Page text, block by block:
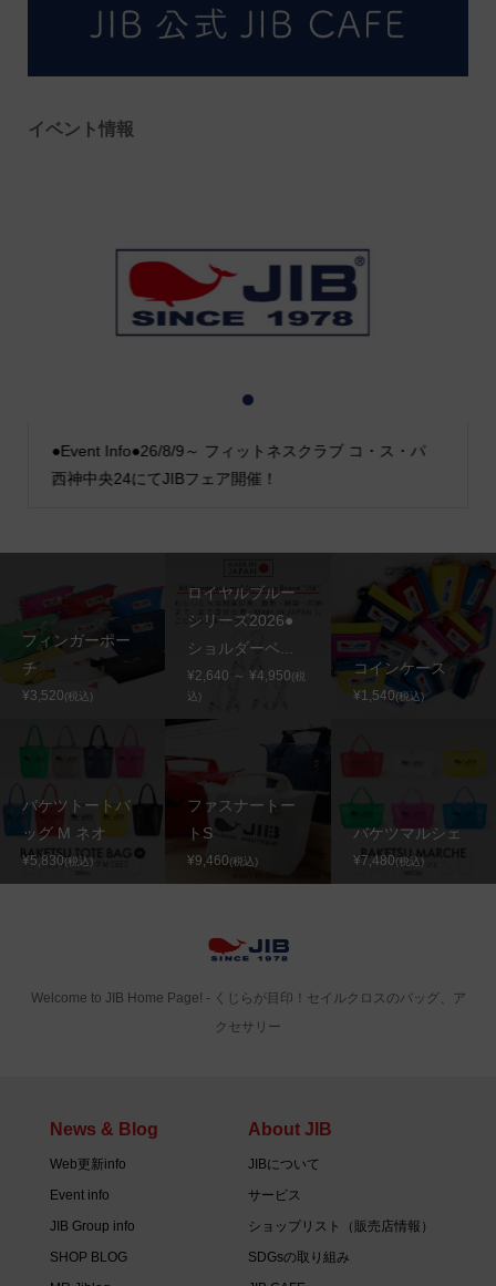
イベント情報
●Event Info●26/8/9～ フィットネスクラブ コ・ス・パ
西神中央24にてJIBフェア開催！
2
フィンガーポー
チ
¥3,520(税込)
ロイヤルブルー
シリーズ2026●
ショルダーベ...
¥2,640 ～ ¥4,950(税
込)
コインケース
¥1,540(税込)
バケツトートバ
ッグ M ネオ
¥5,830(税込)
ファスナートー
トS
¥9,460(税込)
バケツマルシェ
¥7,480(税込)
Welcome to JIB Home Page! ‐ くじらが目印！セイルクロスのバッグ、ア
クセサリー
News & Blog
Web更新info
Event info
JIB Group info
SHOP BLOG
About JIB
JIBについて
サービス
ショップリスト（販売店情報）
SDGsの取り組み